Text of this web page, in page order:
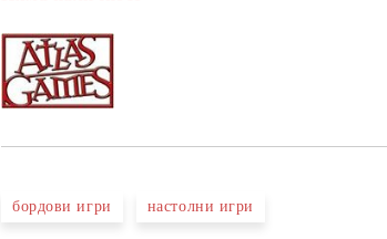
бордови игри настолни игри